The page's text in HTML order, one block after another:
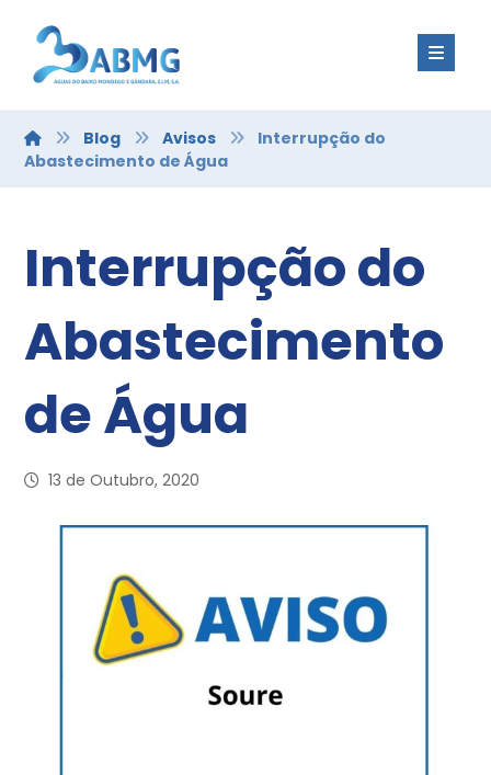
Blog Avisos
Interrupção do
Abastecimento de Água
Interrupção do
Abastecimento
de Água
13 de Outubro, 2020